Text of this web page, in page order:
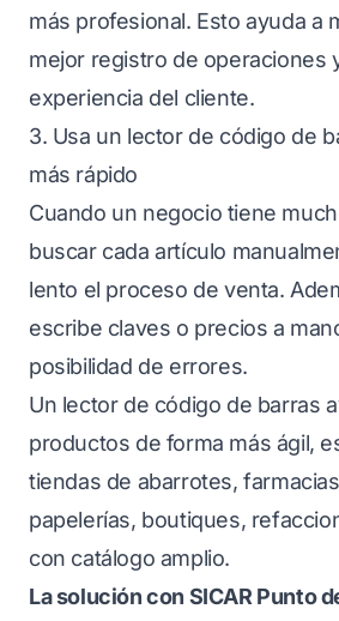
más profesional. Esto ayuda a
mejor registro de operaciones
experiencia del cliente.
3. Usa un lector de código de
más rápido
Cuando un negocio tiene
buscar cada artículo
lento el proceso de venta.
escribe claves o precios a
posibilidad de errores.
Un lector de código de barras
productos de forma más ágil,
tiendas de abarrotes,
papelerías, boutiques,
con catálogo amplio.
La solución con SICAR Punto